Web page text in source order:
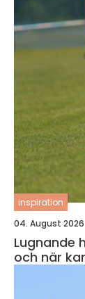
inspiration
04. August 2026
Lugnande
och när